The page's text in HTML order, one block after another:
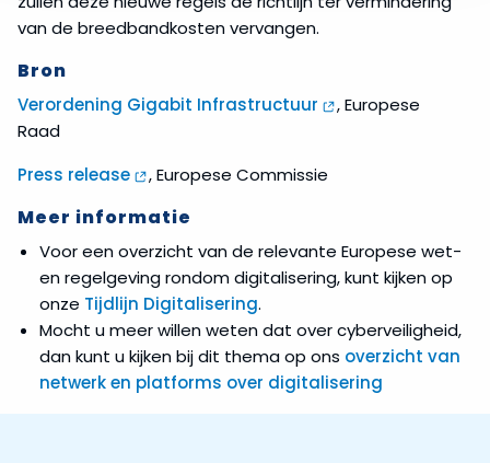
van de breedbandkosten vervangen.
Bron
Verordening Gigabit Infrastructuur
, Europese
Raad
Press release
, Europese Commissie
Meer informatie
Voor een overzicht van de relevante Europese wet-
en regelgeving rondom digitalisering, kunt kijken op
onze Tijdlijn Digitalisering.
Mocht u meer willen weten dat over cyberveiligheid,
dan kunt u kijken bij dit thema op ons overzicht van
netwerk en platforms over digitalisering